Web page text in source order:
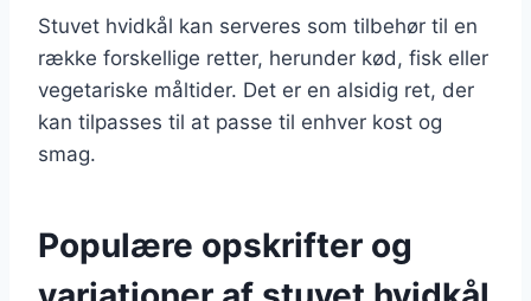
Stuvet hvidkål kan serveres som tilbehør til en
række forskellige retter, herunder kød, fisk eller
vegetariske måltider. Det er en alsidig ret, der
kan tilpasses til at passe til enhver kost og
smag.
Populære opskrifter og